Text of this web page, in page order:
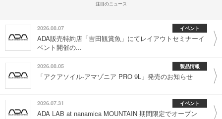
注目のニュース
2026.08.07 イベント
ADA販売特約店「吉田観賞魚」にてレイアウトセミナーイ
ベント開催の...
2026.08.05 製品情報
「アクアソイル-アマゾニア PRO 9L」発売のお知らせ
2026.07.31 イベント
ADA LAB at nanamica MOUNTAIN 期間限定でオープン